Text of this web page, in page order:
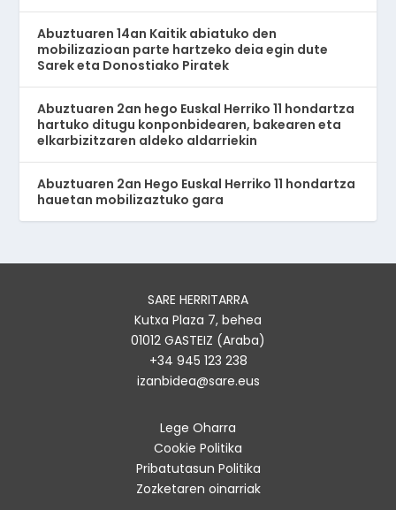
Abuztuaren 14an Kaitik abiatuko den
mobilizazioan parte hartzeko deia egin dute
Sarek eta Donostiako Piratek
Abuztuaren 2an hego Euskal Herriko 11 hondartza
hartuko ditugu konponbidearen, bakearen eta
elkarbizitzaren aldeko aldarriekin
Abuztuaren 2an Hego Euskal Herriko 11 hondartza
hauetan mobilizaztuko gara
SARE HERRITARRA
Kutxa Plaza 7, behea
01012 GASTEIZ (Araba)
+34 945 123 238
izanbidea@sare.eus
Lege Oharra
Cookie Politika
Pribatutasun Politika
Zozketaren oinarriak